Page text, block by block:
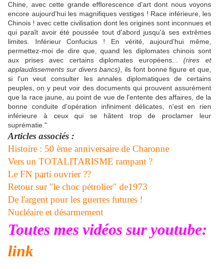
Chine, avec cette grande efflorescence d'art dont nous voyons
encore aujourd'hui les magnifiques vestiges ! Race inférieure, les
Chinois ! avec cette civilisation dont les origines sont inconnues et
qui paraît avoir été poussée tout d'abord jusqu'à ses extrêmes
limites. Inférieur Confucius ! En vérité, aujourd'hui même,
permettez-moi de dire que, quand les diplomates chinois sont
aux prises avec certains diplomates européens...(rires et
applaudissements sur divers bancs) , ils font bonne figure et que,
si l'un veut consulter les annales diplomatiques de certains
peuples, on y peut voir des documents qui prouvent assurément
que la race jaune, au point de vue de l'entente des affaires, de la
bonne conduite d'opération infiniment délicates, n'est en rien
inférieure à ceux qui se hâtent trop de proclamer leur
suprématie."
Articles associés :
Histoire : 50 ème anniversaire de Charonne
Vers un TOTALITARISME rampant ?
Le FN parti ouvrier ??
Retour sur "le choc pétrolier" de1973
De l'argent pour les guerres futures !
Nucléaire et désarmement
Toutes mes vidéos sur youtube:
link